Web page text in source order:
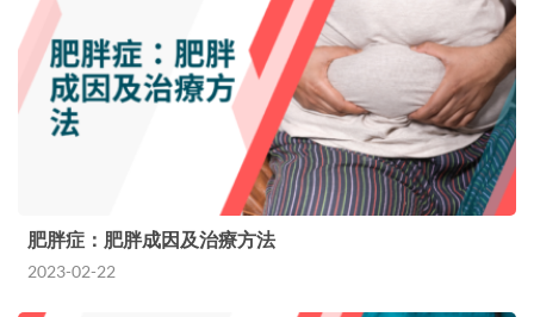
肥胖症：肥胖成因及治療方法
2023-02-22